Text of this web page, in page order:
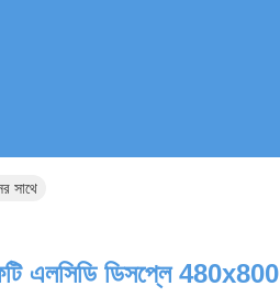
সাথে
এলসিডি ডিসপ্লে 480x800